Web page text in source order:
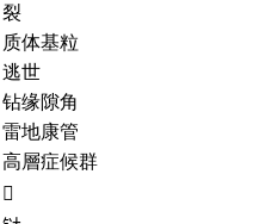
裂
质体基粒
逃世
钻缘隙角
雷地康管
高層症候群
𧘞